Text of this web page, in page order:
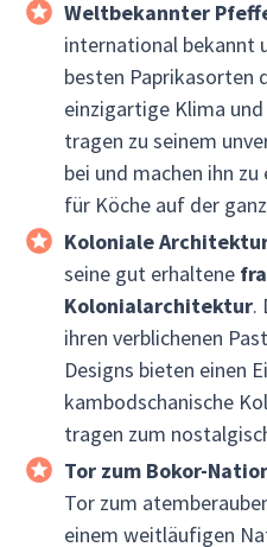
Weltbekannter
international bekannt
besten Paprikasorten
einzigartige Klima
tragen zu seinem
bei und machen ihn
für Köche auf der
Koloniale
seine gut erhaltene
Kolonialarchitektur.
ihren verblichenen
Designs bieten einen
kambodschanische
tragen zum
Tor zum Bokor-
Tor zum
einem weitläufigen